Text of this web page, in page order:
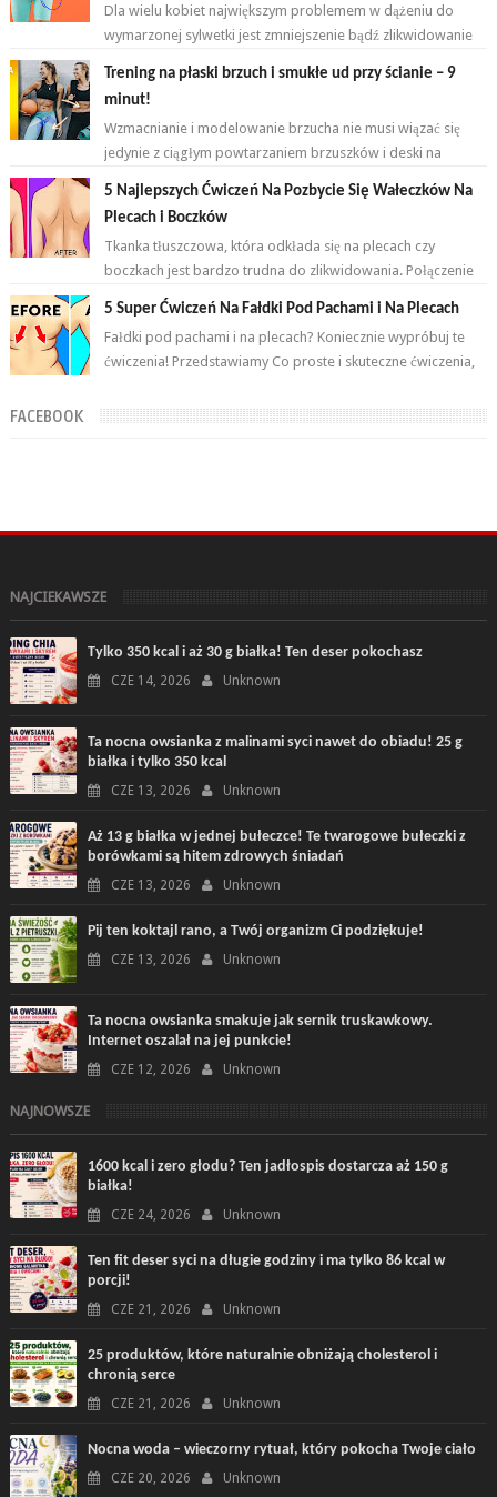
Dla wielu kobiet największym problemem w dążeniu do
wymarzonej sylwetki jest zmniejszenie bądź zlikwidowanie
Trening na płaski brzuch i smukłe ud przy ścianie – 9
minut!
Wzmacnianie i modelowanie brzucha nie musi wiązać się
jedynie z ciągłym powtarzaniem brzuszków i deski na
przemian. Brzuch to nie jeden...
5 Najlepszych Ćwiczeń Na Pozbycie Się Wałeczków Na
Plecach i Boczków
Tkanka tłuszczowa, która odkłada się na plecach czy
boczkach jest bardzo trudna do zlikwidowania. Połączenie
odpowiednich ćwiczeń oraz ...
5 Super Ćwiczeń Na Fałdki Pod Pachami i Na Plecach
Fałdki pod pachami i na plecach? Koniecznie wypróbuj te
ćwiczenia! Przedstawiamy Co proste i skuteczne ćwiczenia,
FACEBOOK
NAJCIEKAWSZE
Tylko 350 kcal i aż 30 g białka! Ten deser pokochasz
CZE 14, 2026 Unknown
Ta nocna owsianka z malinami syci nawet do obiadu! 25 g
białka i tylko 350 kcal
CZE 13, 2026 Unknown
Aż 13 g białka w jednej bułeczce! Te twarogowe bułeczki z
borówkami są hitem zdrowych śniadań
CZE 13, 2026 Unknown
Pij ten koktajl rano, a Twój organizm Ci podziękuje!
CZE 13, 2026 Unknown
Ta nocna owsianka smakuje jak sernik truskawkowy.
Internet oszalał na jej punkcie!
CZE 12, 2026 Unknown
NAJNOWSZE
1600 kcal i zero głodu? Ten jadłospis dostarcza aż 150 g
białka!
CZE 24, 2026 Unknown
Ten fit deser syci na długie godziny i ma tylko 86 kcal w
porcji!
CZE 21, 2026 Unknown
25 produktów, które naturalnie obniżają cholesterol i
chronią serce
CZE 21, 2026 Unknown
Nocna woda – wieczorny rytuał, który pokocha Twoje ciało
CZE 20, 2026 Unknown